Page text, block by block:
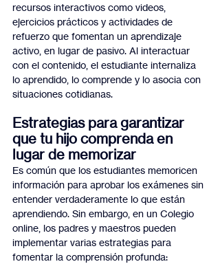
recursos interactivos como videos,
ejercicios prácticos y actividades de
refuerzo que fomentan un aprendizaje
activo, en lugar de pasivo. Al interactuar
con el contenido, el estudiante internaliza
lo aprendido, lo comprende y lo asocia con
situaciones cotidianas.
Estrategias para garantizar
que tu hijo comprenda en
lugar de memorizar
Es común que los estudiantes memoricen
información para aprobar los exámenes sin
entender verdaderamente lo que están
aprendiendo. Sin embargo, en un Colegio
online, los padres y maestros pueden
implementar varias estrategias para
fomentar la comprensión profunda: